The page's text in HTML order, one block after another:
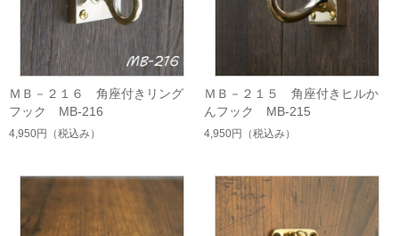
ＭＢ－２１６ 角座付きリング
フック MB-216
4,950円 （税込み）
ＭＢ－２１５ 角座付きヒルか
んフック MB-215
4,950円 （税込み）